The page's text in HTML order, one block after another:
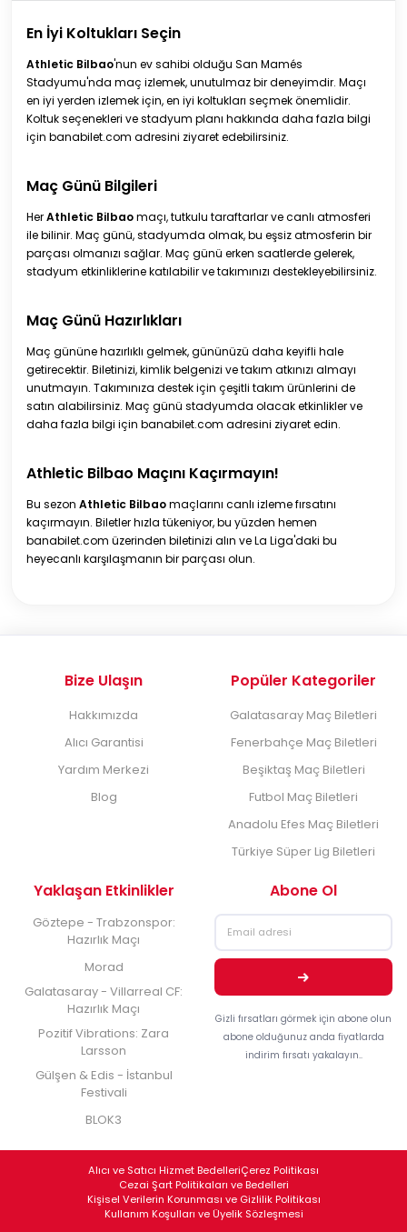
En İyi Koltukları Seçin
Athletic Bilbao'nun ev sahibi olduğu San Mamés
Stadyumu'nda maç izlemek, unutulmaz bir deneyimdir. Maçı
en iyi yerden izlemek için, en iyi koltukları seçmek önemlidir.
Koltuk seçenekleri ve stadyum planı hakkında daha fazla bilgi
için banabilet.com adresini ziyaret edebilirsiniz.
Maç Günü Bilgileri
HerAthletic Bilbaomaçı, tutkulu taraftarlar ve canlı atmosferi
ile bilinir. Maç günü, stadyumda olmak, bu eşsiz atmosferin bir
parçası olmanızı sağlar. Maç günü erken saatlerde gelerek,
stadyum etkinliklerine katılabilir ve takımınızı destekleyebilirsiniz.
Maç Günü Hazırlıkları
Maç gününe hazırlıklı gelmek, gününüzü daha keyifli hale
getirecektir. Biletinizi, kimlik belgenizi ve takım atkınızı almayı
unutmayın. Takımınıza destek için çeşitli takım ürünlerini de
satın alabilirsiniz. Maç günü stadyumda olacak etkinlikler ve
daha fazla bilgi için banabilet.com adresini ziyaret edin.
Athletic Bilbao Maçını Kaçırmayın!
Bu sezon Athletic Bilbaomaçlarını canlı izleme fırsatını
kaçırmayın. Biletler hızla tükeniyor, bu yüzden hemen
banabilet.com üzerinden biletinizi alın ve La Liga'daki bu
heyecanlı karşılaşmanın bir parçası olun.
Bize Ulaşın
Hakkımızda
Alıcı Garantisi
Yardım Merkezi
Blog
Popüler Kategoriler
Galatasaray Maç Biletleri
Fenerbahçe Maç Biletleri
Beşiktaş Maç Biletleri
Futbol Maç Biletleri
Anadolu Efes Maç Biletleri
Türkiye Süper Lig Biletleri
Yaklaşan Etkinlikler
Göztepe - Trabzonspor:
Hazırlık Maçı
Morad
Galatasaray - Villarreal CF:
Hazırlık Maçı
Pozitif Vibrations: Zara
Larsson
Gülşen & Edis - İstanbul
Festivali
BLOK3
Abone Ol
Gizli fırsatları görmek için abone olun
abone olduğunuz anda fiyatlarda
indirim fırsatı yakalayın..
Alıcı ve Satıcı Hizmet BedelleriÇerez Politikası
Cezai Şart Politikaları ve Bedelleri
Kişisel Verilerin Korunması ve Gizlilik Politikası
Kullanım Koşulları ve Üyelik Sözleşmesi